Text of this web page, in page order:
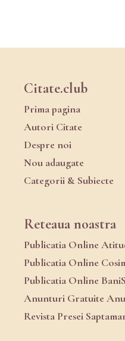
Citate.club
Prima pagina
Autori Citate
Despre noi
Nou adaugate
Categorii & Subiecte
Reteaua noastra
Publicatia Online
Publicatia Online
Publicatia Online
Anunturi Gratuite
Revista Presei